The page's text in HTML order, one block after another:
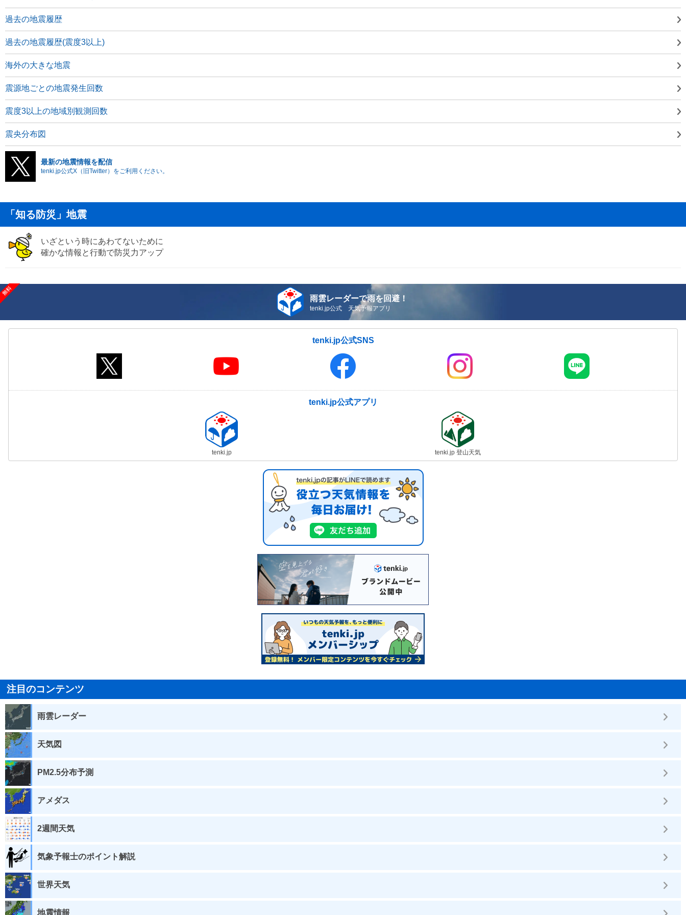
過去の地震履歴
過去の地震履歴(震度3以上)
海外の大きな地震
震源地ごとの地震発生回数
震度3以上の地域別観測回数
震央分布図
最新の地震情報を配信
tenki.jp公式X（旧Twitter）をご利用ください。
「知る防災」地震
いざという時にあわてないために
確かな情報と行動で防災力アップ
雨雲レーダーで雨を回避！
tenki.jp公式 天気予報アプリ
tenki.jp公式SNS
tenki.jp公式アプリ
tenki.jp tenki.jp 登山天気
注目のコンテンツ
雨雲レーダー
天気図
PM2.5分布予測
アメダス
2週間天気
気象予報士のポイント解説
世界天気
地震情報